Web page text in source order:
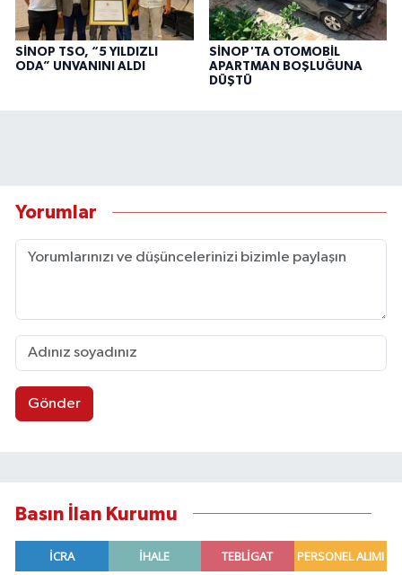
SİNOP TSO, “5 YILDIZLI
ODA” UNVANINI ALDI
SİNOP'TA OTOMOBİL
APARTMAN BOŞLUĞUNA
DÜŞTÜ
Yorumlar
Gönder
Basın İlan Kurumu